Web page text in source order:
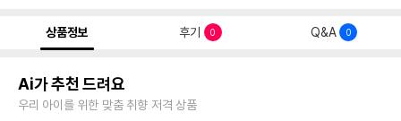
상품정보 후기 0 Q&A 0
Ai가 추천 드려요
우리 아이를 위한 맞춤 취향 저격 상품